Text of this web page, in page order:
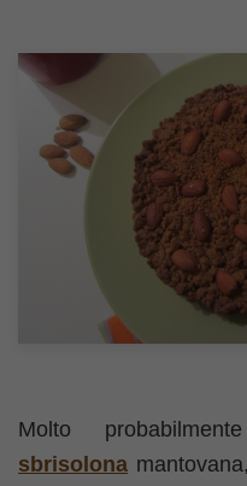
Molto
sbrisolona